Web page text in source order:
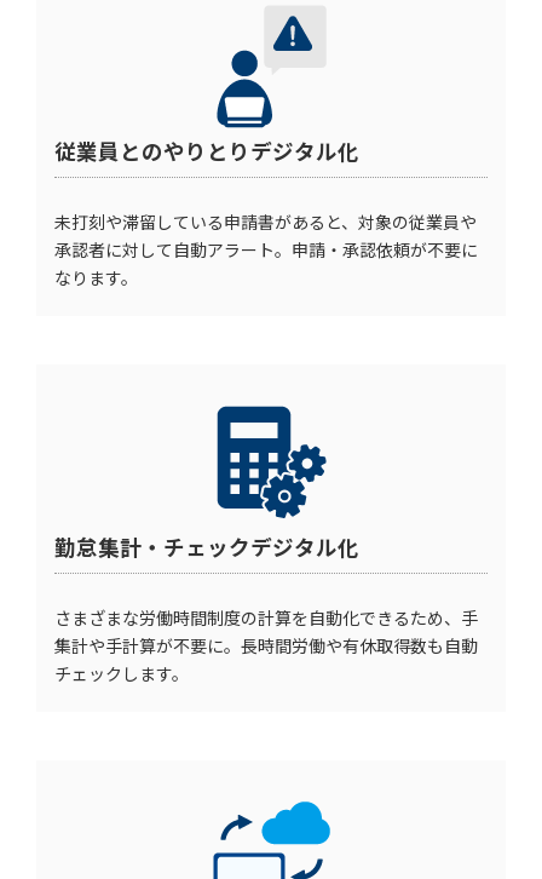
従業員とのやりとりデジタル化
未打刻や滞留している申請書があると、対象の従業員や
承認者に対して自動アラート。申請・承認依頼が不要に
なります。
勤怠集計・チェックデジタル化
さまざまな労働時間制度の計算を自動化できるため、手
集計や手計算が不要に。長時間労働や有休取得数も自動
チェックします。